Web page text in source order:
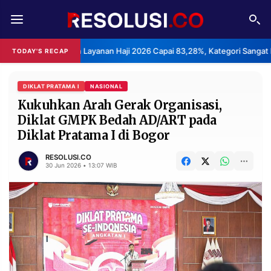
TODAY'S RECAP
Layanan Haji 2026 Capai 83,28%, Kategori Sangat Memuaskan.
REDAKSI TENTANG
RESOLUSI IKLAN
RUBRIKASI
EDITORIAL AKSARA
FINANSIA PERSONA
DAERAH NASIONAL
MANCA SPORT
INFORMASI
DIKLAT PRATAMA I NASIONAL
Kukuhkan Arah Gerak Organisasi,
Diklat GMPK Bedah AD/ART pada
Diklat Pratama I di Bogor
RESOLUSI.CO
30 Jun 2026 • 13:07 WIB